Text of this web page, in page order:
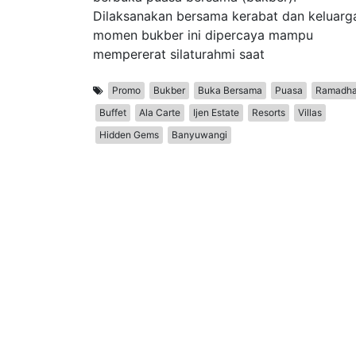
Dilaksanakan bersama kerabat dan
momen bukber ini dipercaya mampu
mempererat silaturahmi saat
Promo Bukber Buka Bersama Puasa
Buffet
Ala Carte Ijen Estate Resorts
Villas
Hidden Gems
Banyuwangi